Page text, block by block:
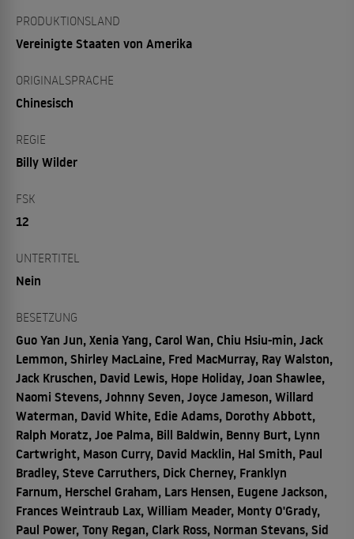
PRODUKTIONSLAND
Vereinigte Staaten von Amerika
ORIGINALSPRACHE
Chinesisch
REGIE
Billy Wilder
FSK
12
UNTERTITEL
Nein
BESETZUNG
Guo Yan Jun, Xenia Yang, Carol Wan, Chiu Hsiu-min, Jack
Lemmon, Shirley MacLaine, Fred MacMurray, Ray Walston,
Jack Kruschen, David Lewis, Hope Holiday, Joan Shawlee,
Naomi Stevens, Johnny Seven, Joyce Jameson, Willard
Waterman, David White, Edie Adams, Dorothy Abbott,
Ralph Moratz, Joe Palma, Bill Baldwin, Benny Burt, Lynn
Cartwright, Mason Curry, David Macklin, Hal Smith, Paul
Bradley, Steve Carruthers, Dick Cherney, Franklyn
Farnum, Herschel Graham, Lars Hensen, Eugene Jackson,
Frances Weintraub Lax, William Meader, Monty O'Grady,
Paul Power, Tony Regan, Clark Ross, Norman Stevans, Sid